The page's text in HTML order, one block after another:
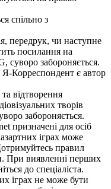
спільно з
передрук, чи наступне
посилання на
суворо забороняється.
Я-Корреспондент є автор
відтворення
творів
забороняється.
призначені для осіб
іграх може
правил
При виявленні перших
до спеціаліста.
іграх не може бути